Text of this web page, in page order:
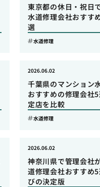
東京都の休日・祝日
水道修理会社おすす
選
水道修理
千葉県のマンション
おすすめの修理会社
定店を比較
2026.06.02
水道修理
神奈川県で管理会社
道修理会社おすすめ
びの決定版
2026.06.02